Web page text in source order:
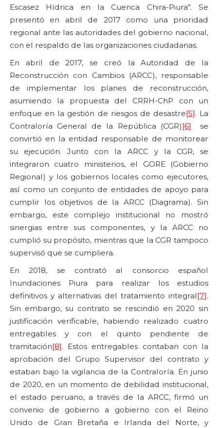
Escasez Hídrica en la Cuenca Chira-Piura". Se
presentó en abril de 2017 como una prioridad
regional ante las autoridades del gobierno nacional,
con el respaldo de las organizaciones ciudadanas.
En abril de 2017, se creó la Autoridad de la
Reconstrucción con Cambios (ARCC), responsable
de implementar los planes de reconstrucción,
asumiendo la propuesta del CRRH-ChP con un
enfoque en la gestión de riesgos de desastre[5]. La
Contraloría General de la República (CGR)[6] se
convirtió en la entidad responsable de monitorear
su ejecución. Junto con la ARCC y la CGR, se
integraron cuatro ministerios, el GORE (Gobierno
Regional) y los gobiernos locales como ejecutores,
así como un conjunto de entidades de apoyo para
cumplir los objetivos de la ARCC (Diagrama). Sin
embargo, este complejo institucional no mostró
sinergias entre sus componentes, y la ARCC no
cumplió su propósito, mientras que la CGR tampoco
supervisó que se cumpliera.
En 2018, se contrató al consorcio español
Inundaciones Piura para realizar los estudios
definitivos y alternativas del tratamiento integral[7].
Sin embargo, su contrato se rescindió en 2020 sin
justificación verificable, habiendo realizado cuatro
entregables y con el quinto pendiente de
tramitación[8]. Estos entregables contaban con la
aprobación del Grupo Supervisor del contrato y
estaban bajo la vigilancia de la Contraloría. En junio
de 2020, en un momento de debilidad institucional,
el estado peruano, a través de la ARCC, firmó un
convenio de gobierno a gobierno con el Reino
Unido de Gran Bretaña e Irlanda del Norte, y